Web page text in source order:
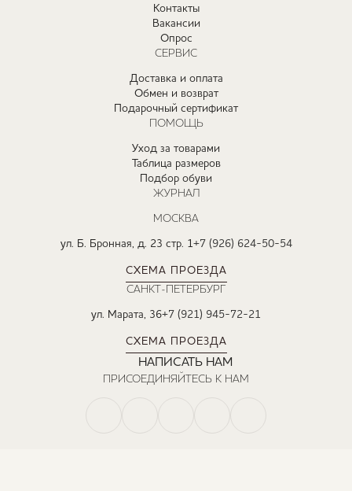
Контакты
Вакансии
Опрос
СЕРВИС
Доставка и оплата
Обмен и возврат
Подарочный сертификат
ПОМОЩЬ
Уход за товарами
Таблица размеров
Подбор обуви
ЖУРНАЛ
МОСКВА
ул. Б. Бронная, д. 23 стр. 1+7 (926) 624-50-54
СХЕМА ПРОЕЗДА
САНКТ-ПЕТЕРБУРГ
ул. Марата, 36+7 (921) 945-72-21
СХЕМА ПРОЕЗДА
НАПИСАТЬ НАМ
ПРИСОЕДИНЯЙТЕСЬ К НАМ